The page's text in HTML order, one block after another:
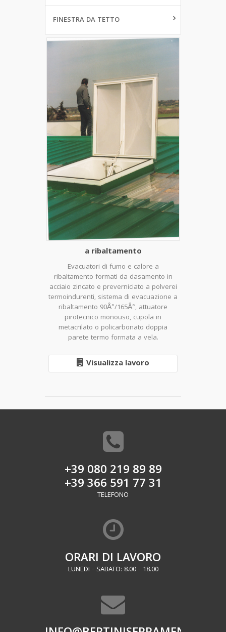
FINESTRA DA TETTO
a ribaltamento
Evacuatori di fumo e calore a
ribaltamento formati da dasamento in
acciaio zincato e preverniciato a polverei
termoindurenti, sistema di evacuazione a
ribaltamento 90Â°/165Â°, attuatore
pirotecnico monouso, cupola in
metacrilato o policarbonato doppia
parete termo formata a vela.
Visualizza lavoro
+39 080 219 89 89
+39 366 591 77 31
TELEFONO
ORARI DI LAVORO
LUNEDI - SABATO: 8.00 - 18.00